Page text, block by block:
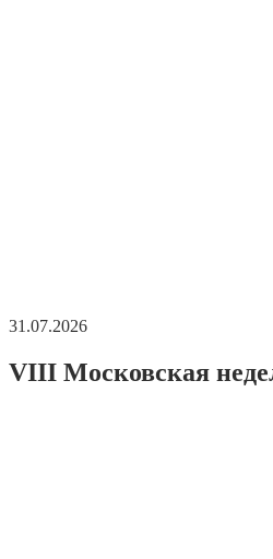
31.07.2026
VIII Московская